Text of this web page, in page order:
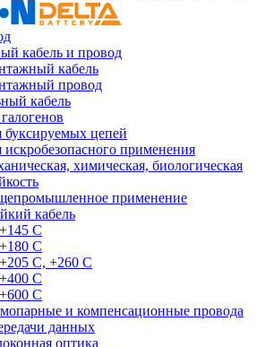
кабель и провод
кабель
провод
кабель
буксируемых цепей
искробезопасного применения
химическая, биологическая
применение
кабель
С
C
С, +260 С
C
С
и компенсационные провода
данных
оптика